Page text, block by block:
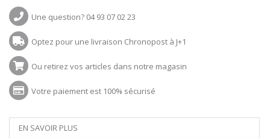
Une question? 04 93 07 02 23
Optez pour une livraison Chronopost à J+1
Ou retirez vos articles dans notre magasin
Votre paiement est 100% sécurisé
EN SAVOIR PLUS